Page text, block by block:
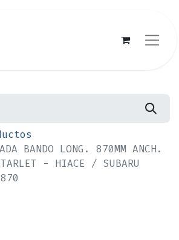
BANDO LONG. 870MM ANCH.
- HIACE / SUBARU